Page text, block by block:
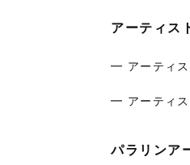
アーティス
━ アーティス
━ アーティ
パラリンア